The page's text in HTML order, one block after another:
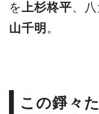
を上杉柊平、
山千明 。
この錚々